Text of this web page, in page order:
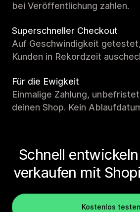
bei Veröffentlichung zahlen.
Superschneller Checkout
Auf Geschwindigkeit
Kunden in Rekordzeit
Für die Ewigkeit
Einmalige Zahlung,
deinen Shop. Kein
Schnell
verkaufen mit
Kostenlos testen